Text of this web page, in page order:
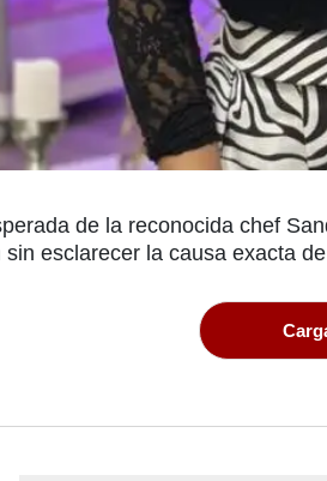
de la reconocida chef
sin esclarecer la causa exacta